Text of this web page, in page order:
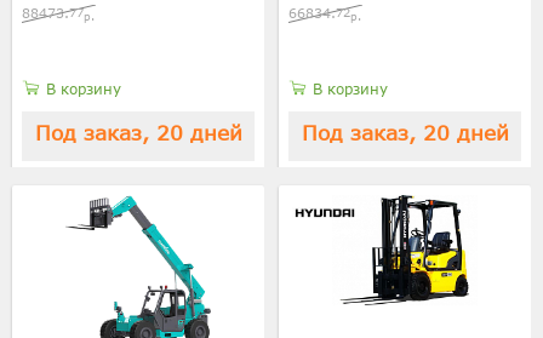
88473.77р.
В корзину
Под заказ, 20 дней
66834.72р.
В корзину
Под заказ, 20 дней